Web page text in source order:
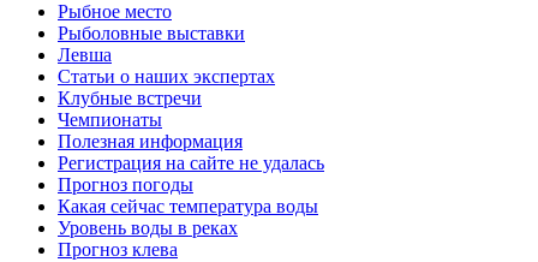
Рыбное место
Рыболовные выставки
Левша
Статьи о наших экспертах
Клубные встречи
Чемпионаты
Полезная информация
Регистрация на сайте не удалась
Прогноз погоды
Какая сейчас температура воды
Уровень воды в реках
Прогноз клева